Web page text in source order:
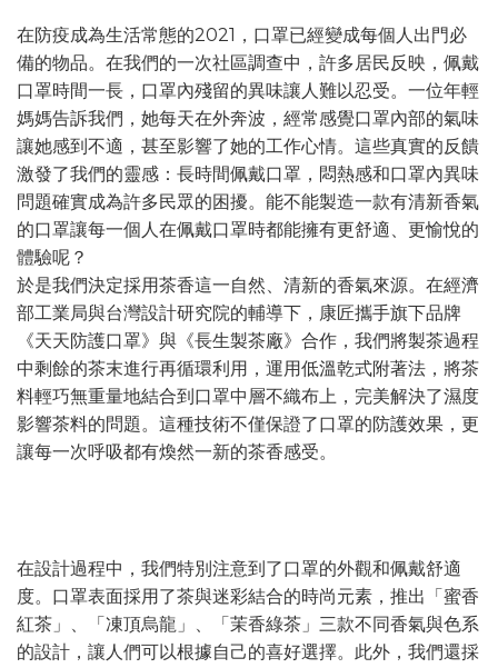
在防疫成為生活常態的2021，口罩已經變成每個人出門必
備的物品。在我們的一次社區調查中，許多居民反映，佩戴
口罩時間一長，口罩內殘留的異味讓人難以忍受。一位年輕
媽媽告訴我們，她每天在外奔波，經常感覺口罩內部的氣味
讓她感到不適，甚至影響了她的工作心情。這些真實的反饋
激發了我們的靈感：長時間佩戴口罩，悶熱感和口罩內異味
問題確實成為許多民眾的困擾。能不能製造一款有清新香氣
的口罩讓每一個人在佩戴口罩時都能擁有更舒適、更愉悅的
體驗呢？
於是我們決定採用茶香這一自然、清新的香氣來源。在經濟
部工業局與台灣設計研究院的輔導下，康匠攜手旗下品牌
《天天防護口罩》與《長生製茶廠》合作，我們將製茶過程
中剩餘的茶末進行再循環利用，運用低溫乾式附著法，將茶
料輕巧無重量地結合到口罩中層不織布上，完美解決了濕度
影響茶料的問題。這種技術不僅保證了口罩的防護效果，更
讓每一次呼吸都有煥然一新的茶香感受。
在設計過程中，我們特別注意到了口罩的外觀和佩戴舒適
度。口罩表面採用了茶與迷彩結合的時尚元素，推出「蜜香
紅茶」、「凍頂烏龍」、「茉香綠茶」三款不同香氣與色系
的設計，讓人們可以根據自己的喜好選擇。此外，我們還採